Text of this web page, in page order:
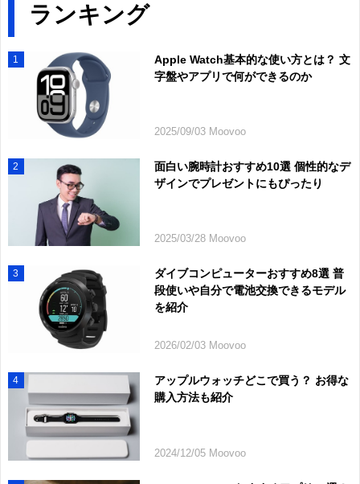
ランキング
1
Apple Watch基本的な使い方とは？ 文
字盤やアプリで何ができるのか
2025/09/03 Moovoo
2
面白い腕時計おすすめ10選 個性的なデ
ザインでプレゼントにもぴったり
2025/03/28 Moovoo
3
ダイブコンピューターおすすめ8選 普
段使いや自分で電池交換できるモデル
を紹介
2026/02/03 Moovoo
4
アップルウォッチどこで買う？ お得な
購入方法も紹介
2024/12/05 Moovoo